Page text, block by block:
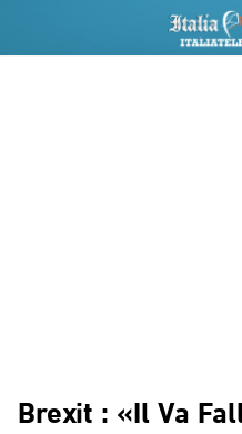
Brexit : «Il Va